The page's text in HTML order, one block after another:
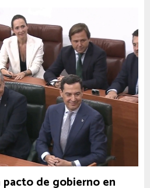
pacto de gobierno en